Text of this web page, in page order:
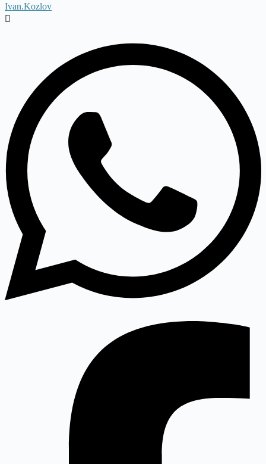
Ivan.Kozlov